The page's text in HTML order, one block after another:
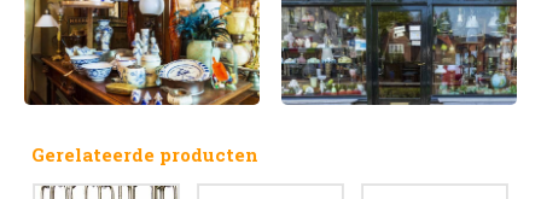
Gerelateerde producten